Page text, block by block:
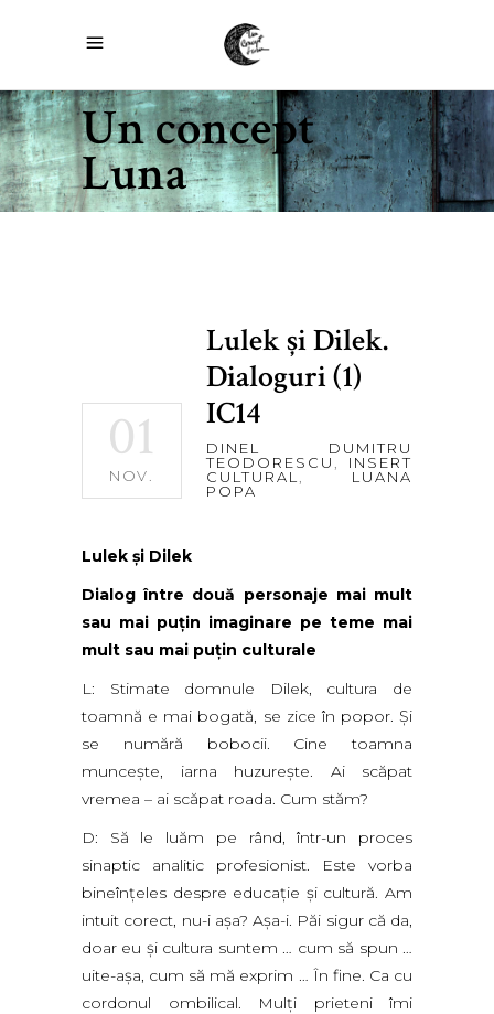
Un concept
Luna
01
NOV.
Lulek şi Dilek.
Dialoguri (1)
IC14
DINEL DUMITRU
TEODORESCU , INSERT
CULTURAL, LUANA
POPA
Lulek şi Dilek
Dialog între două personaje mai mult
sau mai puţin imaginare pe teme mai
mult sau mai puţin culturale
L: Stimate domnule Dilek, cultura de
toamnă e mai bogată, se zice în popor. Şi
se numără bobocii. Cine toamna
munceşte, iarna huzureşte. Ai scăpat
vremea – ai scăpat roada. Cum stăm?
D: Să le luăm pe rând, într-un proces
sinaptic analitic profesionist. Este vorba
bineînţeles despre educaţie şi cultură. Am
intuit corect, nu-i aşa? Aşa-i. Păi sigur că da,
doar eu şi cultura suntem … cum să spun …
uite-aşa, cum să mă exprim … În fine. Ca cu
cordonul ombilical. Mulţi prieteni îmi